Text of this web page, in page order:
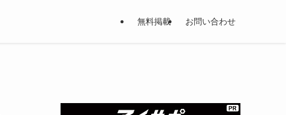
無料掲載 お問い合わせ